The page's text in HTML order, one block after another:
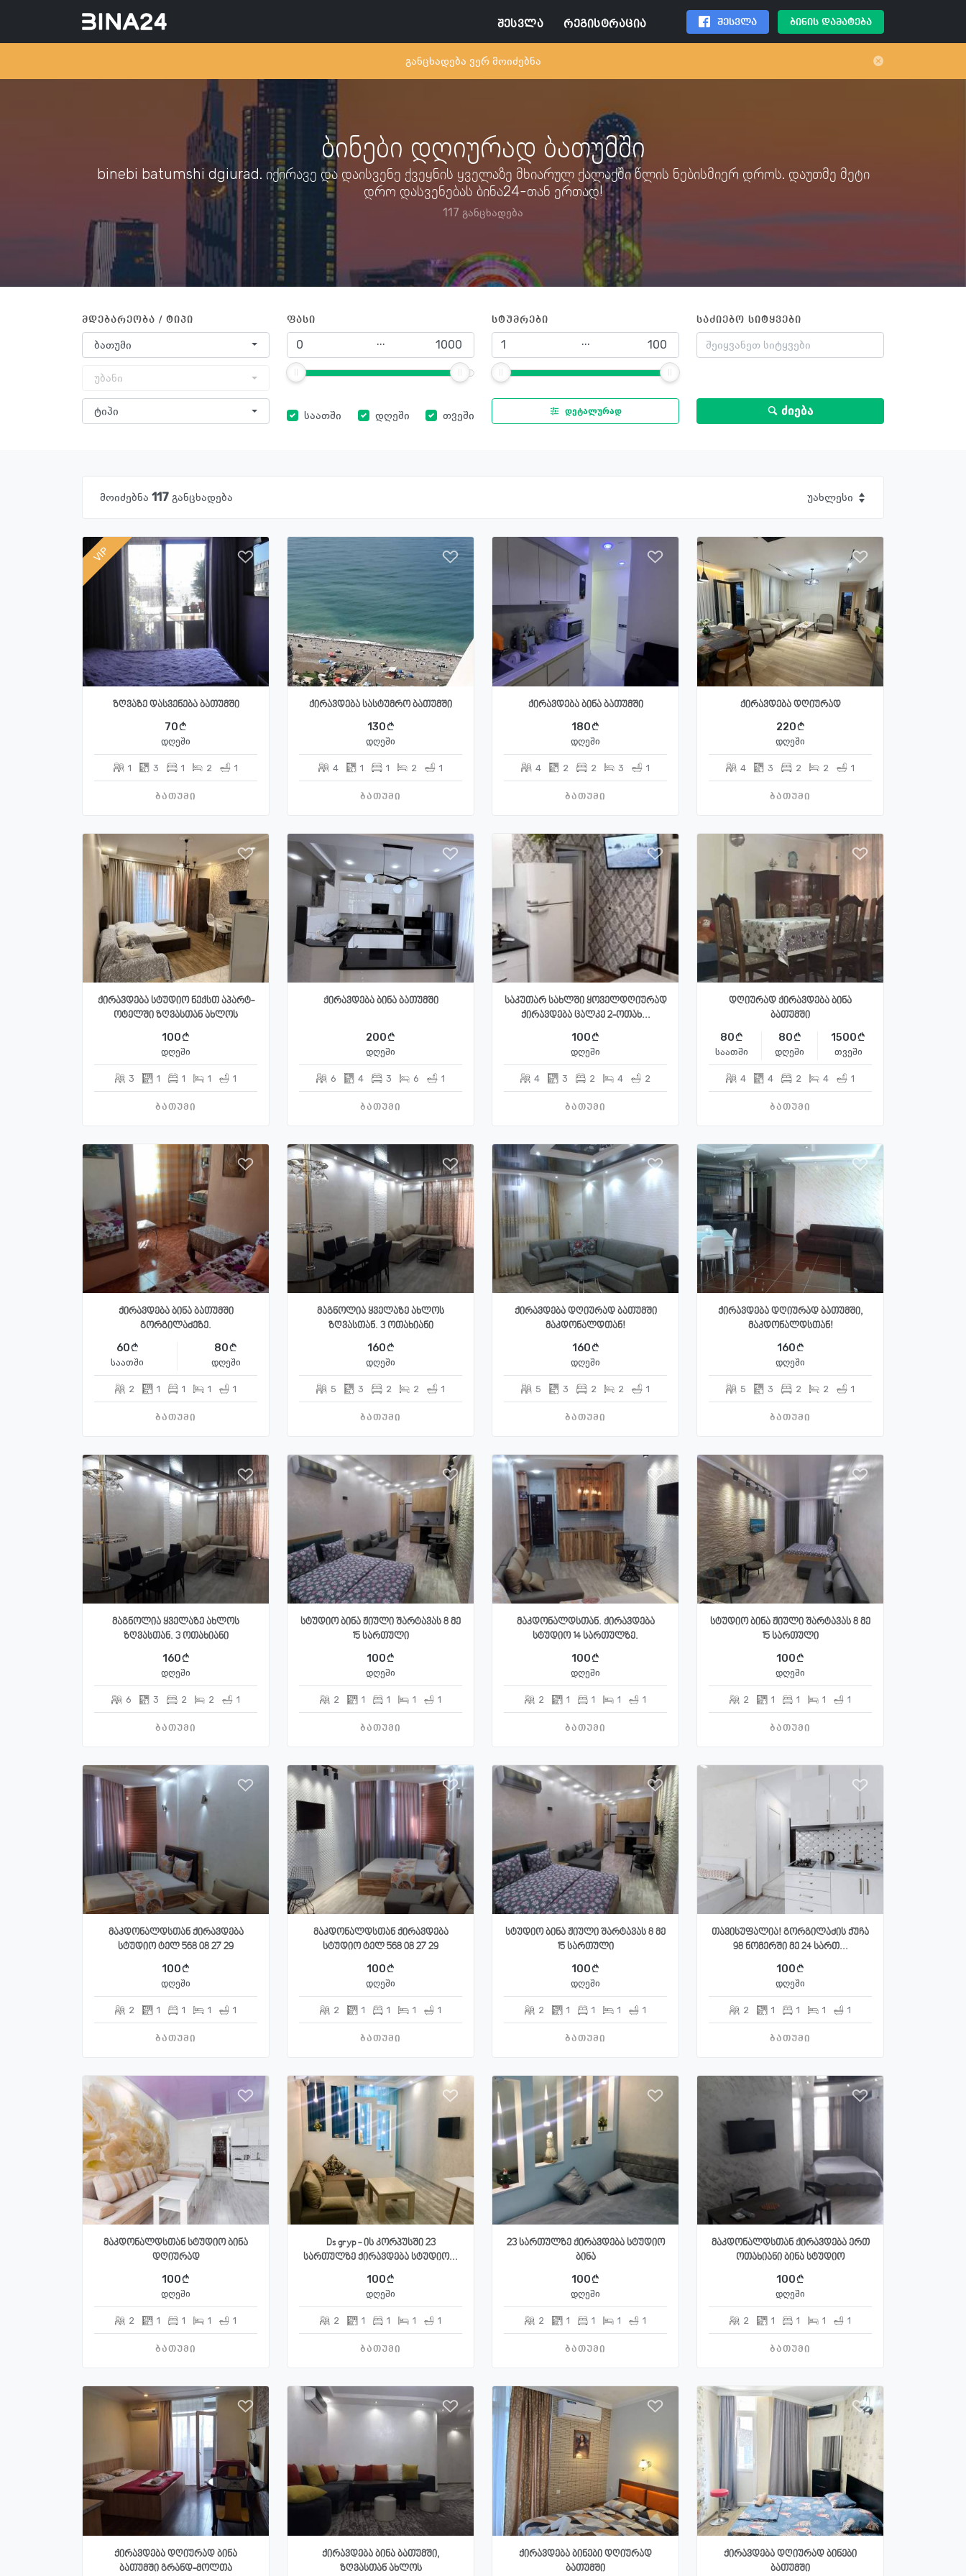
შესვლა რეგისტრაცია შესვლა ბინის დამატება
განცხადება ვერ მოიძებნა
ბინები დღიურად ბათუმში
binebi batumshi dgiurad. იქირავე და დაისვენე ქვეყნის ყველაზე მხიარულ ქალაქში წლის ნებისმიერ დროს. დაუთმე მეტი
დრო დასვენებას ბინა24-თან ერთად!
117 განცხადება
მდებარეობა / ტიპი
ბათუმი
უბანი
ტიპი
ფასი
...
საათში დღეში თვეში
სტუმრები
...
დეტალურად
საძიებო სიტყვები
ძიება
მოიძებნა 117 განცხადება უახლესი
VIP
ზღვაზე დასვენება ბათუმში
70
დღეში
1 3 1 2 1
ბათუმი
ქირავდება სასტუმრო ბათუმში
130
დღეში
4 1 1 2 1
ბათუმი
ქირავდება ბინა ბათუმში
180
დღეში
4 2 2 3 1
ბათუმი
ქირავდება დღიურად
220
დღეში
4 3 2 2 1
ბათუმი
ქირავდება სტუდიო ნექსთ აპარტ-
ოტელში ზღვასთან ახლოს
100
დღეში
3 1 1 1 1
ბათუმი
ქირავდება ბინა ბათუმში
200
დღეში
6 4 3 6 1
ბათუმი
საკუთარ სახლში ყოველდღიურად
ქირავდება ცალკე 2-ოთახ...
100
დღეში
4 3 2 4 2
ბათუმი
დღიურად ქირავდება ბინა
ბათუმში
80
საათში
80
დღეში
1500
თვეში
4 4 2 4 1
ბათუმი
ქირავდება ბინა ბათუმში
გორგილაძეზე.
60
საათში
80
დღეში
2 1 1 1 1
ბათუმი
მაგნოლია ყველაზე ახლოს
ზღვასთან. 3 ოთახიანი
160
დღეში
5 3 2 2 1
ბათუმი
ქირავდება დღიურად ბათუმში
მაკდონალდთან!
160
დღეში
5 3 2 2 1
ბათუმი
ქირავდება დღიურად ბათუმში,
მაკდონალდსთან!
160
დღეში
5 3 2 2 1
ბათუმი
მაგნოლია ყველაზე ახლოს
ზღვასთან. 3 ოთახიანი
160
დღეში
6 3 2 2 1
ბათუმი
სტუდიო ბინა ჟიული შარტავას 8 მე
15 სართული
100
დღეში
2 1 1 1 1
ბათუმი
მაკდონალდსთან. ქირავდება
სტუდიო 14 სართულზე.
100
დღეში
2 1 1 1 1
ბათუმი
სტუდიო ბინა ჟიული შარტავას 8 მე
15 სართული
100
დღეში
2 1 1 1 1
ბათუმი
მაკდონალდსთან ქირავდება
სტუდიო ტელ 568 08 27 29
100
დღეში
2 1 1 1 1
ბათუმი
მაკდონალდსთან ქირავდება
სტუდიო ტელ 568 08 27 29
100
დღეში
2 1 1 1 1
ბათუმი
სტუდიო ბინა ჟიული შარტავას 8 მე
15 სართული
100
დღეში
2 1 1 1 1
ბათუმი
თავისუფალია! გორგილაძის ქუჩა
98 ნომერში მე 24 სართ...
100
დღეში
2 1 1 1 1
ბათუმი
მაკდონალდსთან სტუდიო ბინა
დღიურად
100
დღეში
2 1 1 1 1
ბათუმი
Ds gryp - ის კორპუსში 23
სართულზე ქირავდება სტუდიო...
100
დღეში
2 1 1 1 1
ბათუმი
23 სართულზე ქირავდება სტუდიო
ბინა
100
დღეში
2 1 1 1 1
ბათუმი
მაკდონალდსთან ქირავდება ერთ
ოთახიანი ბინა სტუდიო
100
დღეში
2 1 1 1 1
ბათუმი
ქირავდება დღიურად ბინა
ბათუმში გრანდ-მოლთა
ქირავდება ბინა ბათუმში,
ზღვასთან ახლოს
ქირავდება ბინები დღიურად
ბათუმში
ქირავდება დღიურად ბინები
ბათუმში